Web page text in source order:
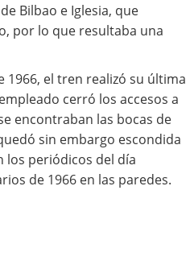
Bilbao e Iglesia, que
por lo que resultaba una
1966, el tren realizó su última
cerró los accesos a
encontraban las bocas de
sin embargo escondida
los periódicos del día
de 1966 en las paredes.